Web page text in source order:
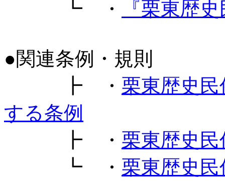
┗ ・ 『栗東歴
●関連条例・規則
┣ ・ 栗東歴史
する条例
┣ ・ 栗東歴史
┗ ・ 栗東歴史